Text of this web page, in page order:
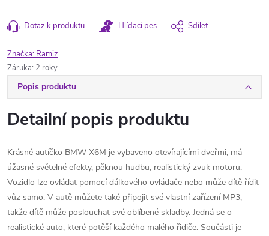
cena:
Dotaz k produktu Hlídací pes Sdílet
Značka: Ramiz
Záruka: 2 roky
Popis produktu
Detailní popis produktu
Krásné autíčko BMW X6M je vybaveno otevírajícími dveřmi, má
úžasné světelné efekty, pěknou hudbu, realistický zvuk motoru.
Vozidlo lze ovládat pomocí dálkového ovládače nebo může dítě řídit
vůz samo. V autě můžete také připojit své vlastní zařízení MP3,
takže dítě může poslouchat své oblíbené skladby. Jedná se o
realistické auto, které potěší každého malého řidiče. Součásti je